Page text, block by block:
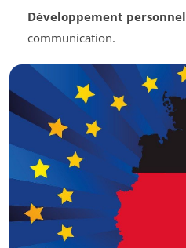
Développement personnel
communication.